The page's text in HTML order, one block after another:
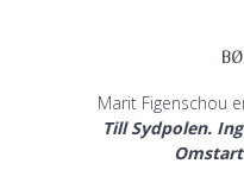
Marit Figenschou
Till Sydpolen.
Omstart